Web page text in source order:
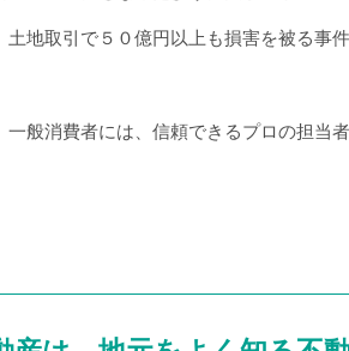
土地取引で５０億円以上も損害を被る事
一般消費者には、信頼できるプロの担当